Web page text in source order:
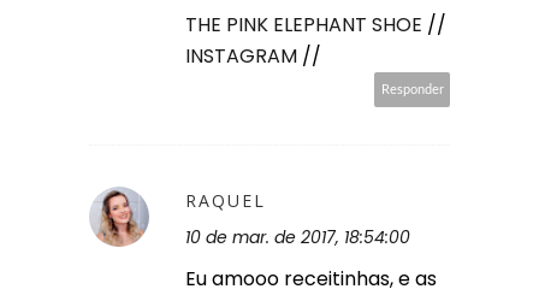
THE PINK ELEPHANT SHOE //
INSTAGRAM //
Responder
RAQUEL
10 de mar. de 2017, 18:54:00
Eu amooo receitinhas, e as